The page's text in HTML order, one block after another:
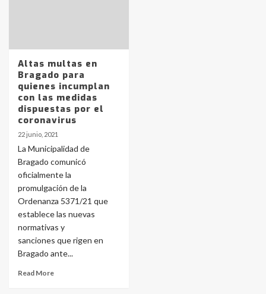
Altas multas en
Bragado para
quienes incumplan
con las medidas
dispuestas por el
coronavirus
22 junio, 2021
La Municipalidad de
Bragado comunicó
oficialmente la
promulgación de la
Ordenanza 5371/21 que
establece las nuevas
normativas y
sanciones que rigen en
Bragado ante...
Read More
en la mañana del lunes
4
Accidente en Ruta 5: falleció un
joven de Trenque Lauquen
5
Los precios de los combustibles en
entre 857 a 1338 pesos
6
La Bolsa de Cereales de Bahía
con lluvias y heladas, en gran parte
de la provincia